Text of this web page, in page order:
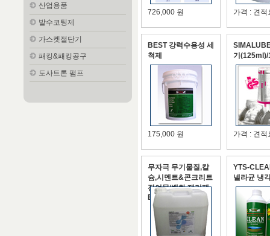
산업용품
발수코팅제
가스켓절단기
패킹&패킹공구
도사트론 펌프
726,000 원 가격 : 견적
BEST 강력수용성 세
척제
175,000 원
기(125ml)/
가격 : 견적
무자극 무기물질,칼
슘,시멘트&콘크리트
잔여물/백화 제거제
EMS FORO
YTS-
넬라균 냉